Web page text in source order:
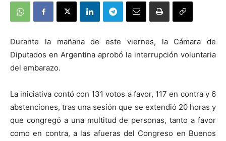
Durante la mañana de este viernes, la Cámara de
Diputados en Argentina aprobó la interrupción voluntaria
del embarazo.
La iniciativa contó con 131 votos a favor, 117 en contra y 6
abstenciones, tras una sesión que se extendió 20 horas y
que congregó a una multitud de personas, tanto a favor
como en contra, a las afueras del Congreso en Buenos